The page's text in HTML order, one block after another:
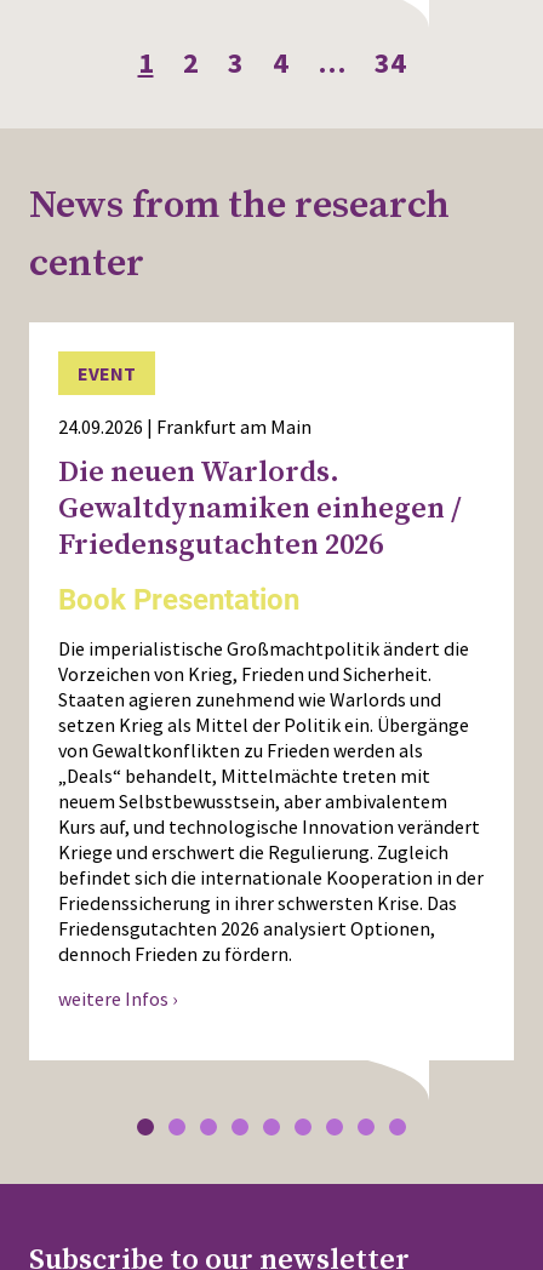
1 2 3 4 … 34
News from the research
center
EVENT
24.09.2026 | Frankfurt am Main
Die neuen Warlords.
Gewaltdynamiken einhegen /
Friedensgutachten 2026
Book Presentation
Die imperialistische Großmachtpolitik ändert die
Vorzeichen von Krieg, Frieden und Sicherheit.
Staaten agieren zunehmend wie Warlords und
setzen Krieg als Mittel der Politik ein. Übergänge
von Gewaltkonflikten zu Frieden werden als
„Deals“ behandelt, Mittelmächte treten mit
neuem Selbstbewusstsein, aber ambivalentem
Kurs auf, und technologische Innovation verändert
Kriege und erschwert die Regulierung. Zugleich
befindet sich die internationale Kooperation in der
Friedenssicherung in ihrer schwersten Krise. Das
Friedensgutachten 2026 analysiert Optionen,
dennoch Frieden zu fördern.
weitere Infos ›
Subscribe to our newsletter